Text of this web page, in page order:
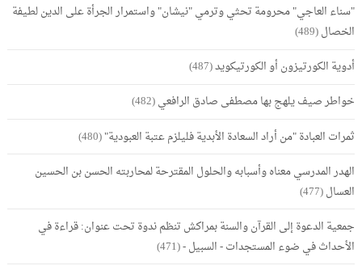
"سناء العاجي" محرومة تحثي وترمي "نيشان" واستمرار الجرأة على الدين لطيفة
الخصال(489)
أدوية الكورتيزون أو الكورتيكويد(487)
خواطر صيف يلهج بها مصطفى صادق الرافعي(482)
ثمرات العبادة "من أراد السعادة الأبدية فليلزم عتبة العبودية"(480)
الهدر المدرسي معناه وأسبابه والحلول المقترحة لمحاربته الحسن بن الحسين
العسال(477)
جمعية الدعوة إلى القرآن والسنة بمراكش تنظم ندوة تحت عنوان: قراءة في
الأحداث في ضوء المستجدات - السبيل -(471)